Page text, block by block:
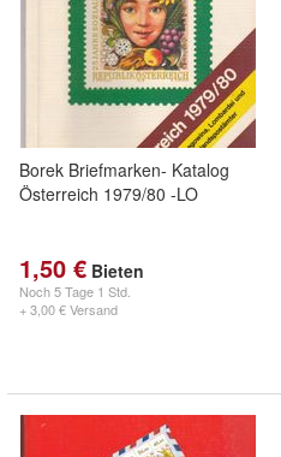
Borek Briefmarken- Katalog
Österreich 1979/80 -LO
1,50 € Bieten
Noch5 Tage 1 Std.
+ 3,00 € Versand